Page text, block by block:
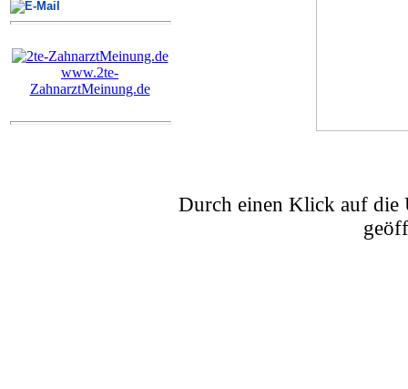
www.2te-
ZahnarztMeinung.de
Durch einen Klick auf die